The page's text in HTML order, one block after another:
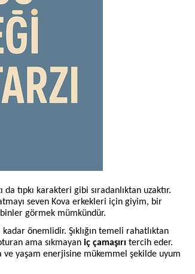
tıpkı karakteri gibi sıradanlıktan uzaktır.
seven Kova erkekleri için giyim, bir
görmek mümkündür.
önemlidir. Şıklığın temeli rahatlıktan
ama sıkmayan iç çamaşırı tercih eder.
ve yaşam enerjisine mükemmel şekilde uyum